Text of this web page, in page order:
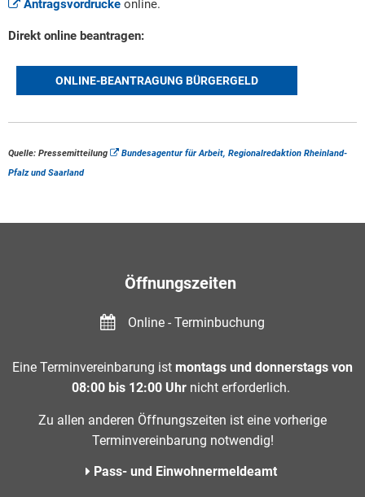
Antragsvordruckeonline.
Direkt online beantragen:
ONLINE-BEANTRAGUNG BÜRGERGELD
Quelle: Pressemitteilung
Bundesagentur für Arbeit, Regionalredaktion Rheinland-
Pfalz und Saarland
Öffnungszeiten
Online - Terminbuchung
Eine Terminvereinbarung ist montags und donnerstags von
08:00 bis 12:00 Uhr nicht erforderlich.
Zu allen anderen Öffnungszeiten ist eine vorherige
Terminvereinbarung notwendig!
Pass- und Einwohnermeldeamt